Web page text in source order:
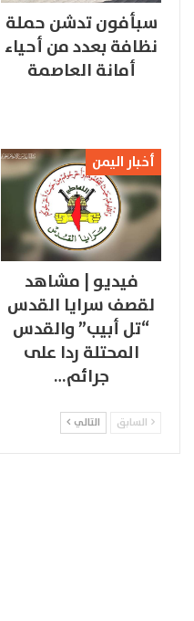
سبأفون تدشن حملة
نظافة بعدد من أحياء
أمانة العاصمة
أخبار اليمن
فيديو | مشاهد
لقصف سرايا القدس
“تل أبيب” والقدس
المحتلة ردا على
جرائم…
السابق التالي